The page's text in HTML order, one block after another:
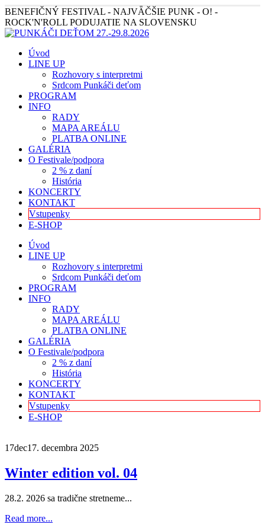
BENEFIČNÝ FESTIVAL - NAJVǞČŠIE PUNK - O! -
ROCK'N'ROLL PODUJATIE NA SLOVENSKU
Úvod
LINE UP
Rozhovory s interpretmi
Srdcom Punkáči deťom
PROGRAM
INFO
RADY
MAPA AREÁLU
PLATBA ONLINE
GALÉRIA
O Festivale/podpora
2 % z daní
História
KONCERTY
KONTAKT
Vstupenky
E-SHOP
Úvod
LINE UP
Rozhovory s interpretmi
Srdcom Punkáči deťom
PROGRAM
INFO
RADY
MAPA AREÁLU
PLATBA ONLINE
GALÉRIA
O Festivale/podpora
2 % z daní
História
KONCERTY
KONTAKT
Vstupenky
E-SHOP
17dec17. decembra 2025
Winter edition vol. 04
28.2. 2026 sa tradične stretneme...
Read more...